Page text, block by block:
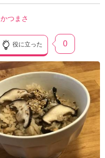
かつまさ
役に立った 0